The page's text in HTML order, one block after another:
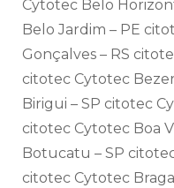
Cytotec Belo
Belo Jardim – PE
Gonçalves – RS
citotec Cytotec
Birigui – SP citotec
citotec Cytotec Boa
Botucatu – SP
citotec Cytotec